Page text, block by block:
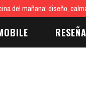
del mañana: diseño,